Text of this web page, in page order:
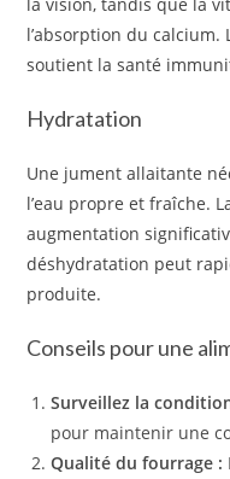
l’absorption du calcium.
soutient la santé
Hydratation
Une jument allaitante
l’eau propre et fraîche.
augmentation
déshydratation peut
produite.
Conseils pour une
Surveillez la
pour maintenir une
Qualité du fourrage :